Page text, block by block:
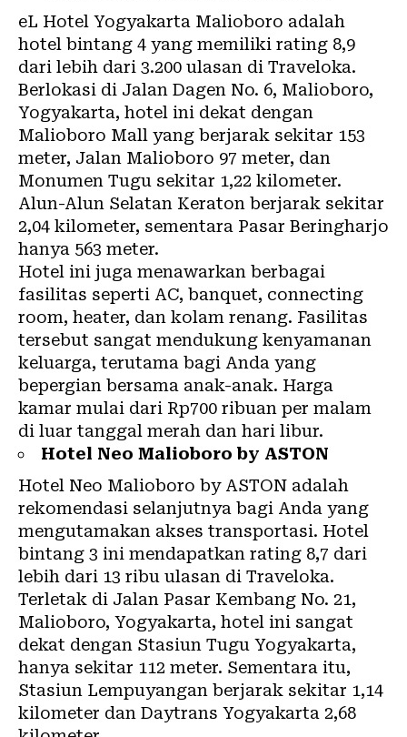
eL Hotel Yogyakarta Malioboro adalah
hotel bintang 4 yang memiliki rating 8,9
dari lebih dari 3.200 ulasan di Traveloka.
Berlokasi di Jalan Dagen No. 6, Malioboro,
Yogyakarta, hotel ini dekat dengan
Malioboro Mall yang berjarak sekitar 153
meter, Jalan Malioboro 97 meter, dan
Monumen Tugu sekitar 1,22 kilometer.
Alun-Alun Selatan Keraton berjarak sekitar
2,04 kilometer, sementara Pasar Beringharjo
hanya 563 meter.
Hotel ini juga menawarkan berbagai
fasilitas seperti AC, banquet, connecting
room, heater, dan kolam renang. Fasilitas
tersebut sangat mendukung kenyamanan
keluarga, terutama bagi Anda yang
bepergian bersama anak-anak. Harga
kamar mulai dari Rp700 ribuan per malam
di luar tanggal merah dan hari libur.
Hotel Neo Malioboro by ASTON
Hotel Neo Malioboro by ASTON adalah
rekomendasi selanjutnya bagi Anda yang
mengutamakan akses transportasi. Hotel
bintang 3 ini mendapatkan rating 8,7 dari
lebih dari 13 ribu ulasan di Traveloka.
Terletak di Jalan Pasar Kembang No. 21,
Malioboro, Yogyakarta, hotel ini sangat
dekat dengan Stasiun Tugu Yogyakarta,
hanya sekitar 112 meter. Sementara itu,
Stasiun Lempuyangan berjarak sekitar 1,14
kilometer dan Daytrans Yogyakarta 2,68